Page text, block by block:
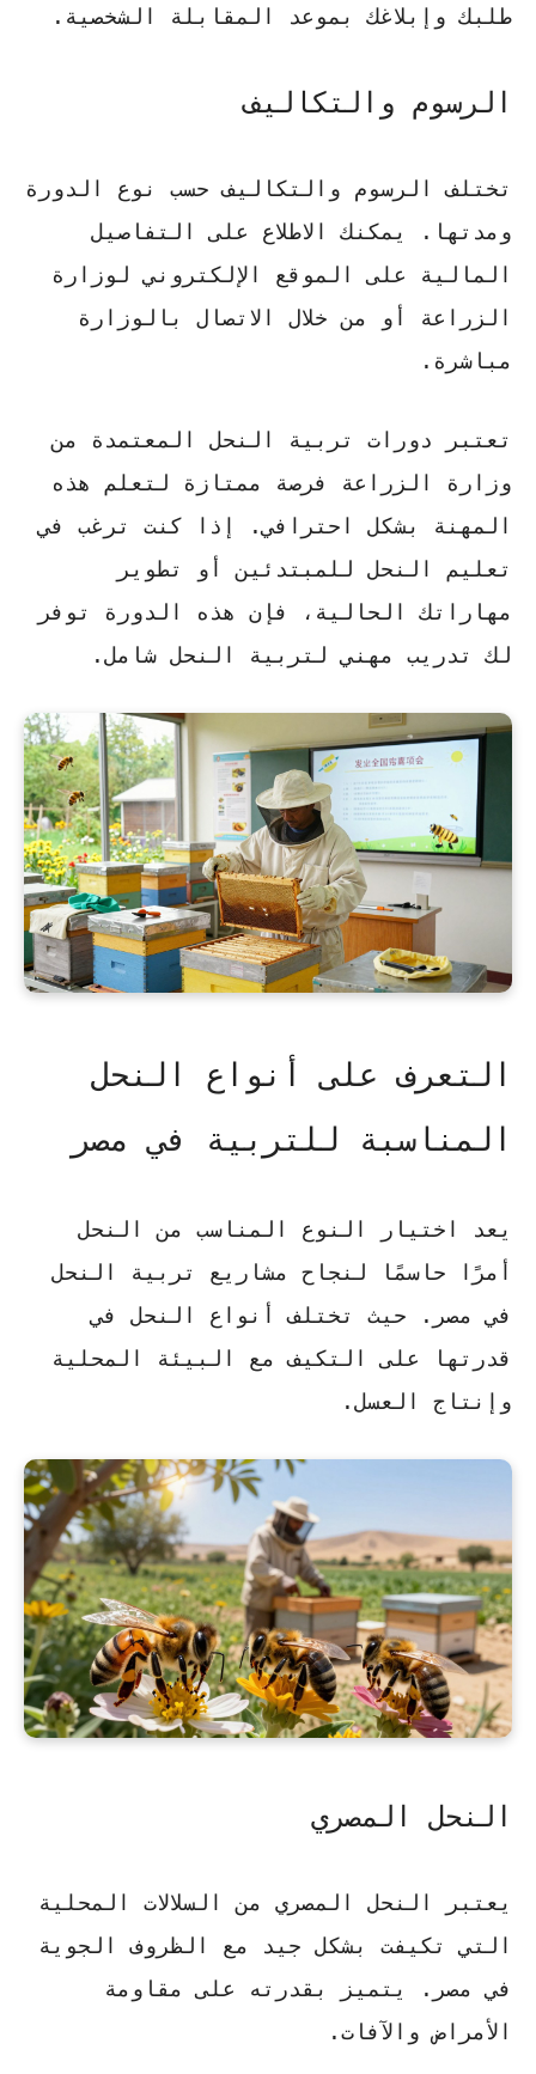
طلبك وإبلاغك بموعد المقابلة الشخصية.
الرسوم والتكاليف
تختلف الرسوم والتكاليف حسب نوع الدورة
ومدتها. يمكنك الاطلاع على التفاصيل
المالية على الموقع الإلكتروني لوزارة
الزراعة أو من خلال الاتصال بالوزارة
مباشرة.
تعتبر دورات تربية النحل المعتمدة من
وزارة الزراعة فرصة ممتازة لتعلم هذه
المهنة بشكل احترافي. إذا كنت ترغب في
تعليم النحل للمبتدئينأو تطوير
مهاراتك الحالية، فإن هذه الدورة توفر
لك
تدريب مهني لتربية النحل شامل.
التعرف على أنواع النحل
المناسبة للتربية في مصر
يعد اختيار النوع المناسب من النحل
أمرًا حاسمًا لنجاح مشاريع تربية النحل
في مصر. حيث تختلف أنواع النحل في
قدرتها على التكيف مع البيئة المحلية
وإنتاج العسل.
النحل المصري
يعتبر النحل المصري من السلالات المحلية
التي تكيفت بشكل جيد مع الظروف الجوية
في مصر. يتميز بقدرته على مقاومة
الأمراض والآفات.